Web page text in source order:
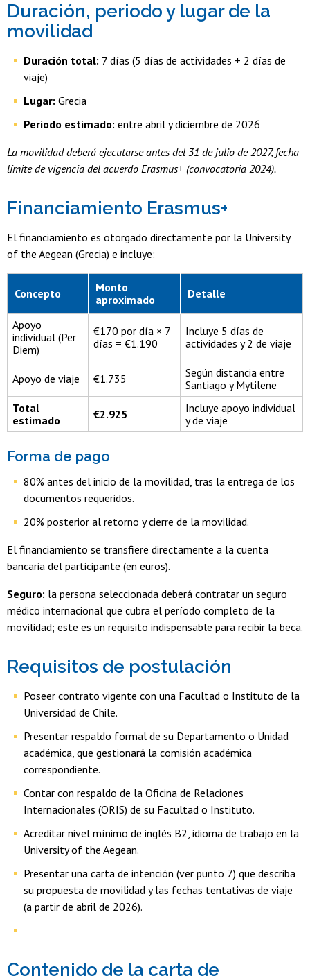
Duración, periodo y lugar de la
movilidad
Duración total: 7 días (5 días de actividades + 2 días de
viaje)
Lugar: Grecia
Periodo estimado: entre abril y diciembre de 2026
La movilidad deberá ejecutarse antes del 31 de julio de 2027, fecha
límite de vigencia del acuerdo Erasmus+ (convocatoria 2024).
Financiamiento Erasmus+
El financiamiento es otorgado directamente por la University
of the Aegean (Grecia) e incluye:
Tabla de financiamiento estimado
Concepto
Monto
aproximado
Detalle
Apoyo
individual (Per
Diem)
€170 por día × 7
días = €1.190
Incluye 5 días de
actividades y 2 de viaje
Apoyo de viaje €1.735
Según distancia entre
Santiago y Mytilene
Total
estimado
€2.925
Incluye apoyo individual
y de viaje
Forma de pago
80% antes del inicio de la movilidad, tras la entrega de los
documentos requeridos.
20% posterior al retorno y cierre de la movilidad.
El financiamiento se transfiere directamente a la cuenta
bancaria del participante (en euros).
Seguro: la persona seleccionada deberá contratar un seguro
médico internacional que cubra el período completo de la
movilidad; este es un requisito indispensable para recibir la beca.
Requisitos de postulación
Poseer contrato vigente con una Facultad o Instituto de la
Universidad de Chile.
Presentar respaldo formal de su Departamento o Unidad
académica, que gestionará la comisión académica
correspondiente.
Contar con respaldo de la Oficina de Relaciones
Internacionales (ORIS) de su Facultad o Instituto.
Acreditar nivel mínimo de inglés B2, idioma de trabajo en la
University of the Aegean.
Presentar una carta de intención (ver punto 7) que describa
su propuesta de movilidad y las fechas tentativas de viaje
(a partir de abril de 2026).
Contenido de la carta de